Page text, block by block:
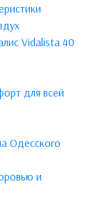
Vidalista 40
для всей
Одесского
и